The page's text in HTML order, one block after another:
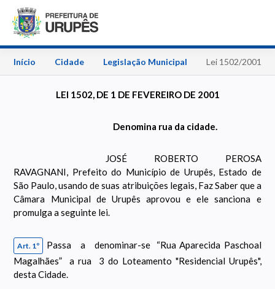
Início Cidade Legislação Municipal Lei 1502/2001
LEI 1502, DE 1 DE FEVEREIRO DE 2001
Denomina rua da cidade.
JOSÉ ROBERTO PEROSA
RAVAGNANI, Prefeito do Município de Urupês, Estado de
São Paulo, usando de suas atribuições legais, Faz Saber que a
Câmara Municipal de Urupês aprovou e ele sanciona e
promulga a seguinte lei.
Art. 1º
Passa a denominar-se “Rua Aparecida Paschoal
Magalhães” a rua 3 do Loteamento "Residencial Urupês",
desta Cidade.